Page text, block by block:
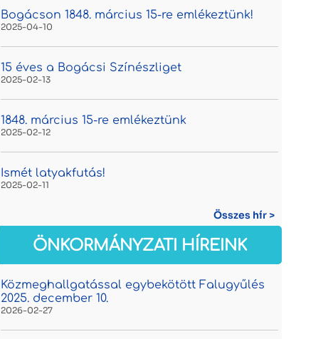
Bogácson 1848. március 15-re emlékeztünk!
2025-04-10
15 éves a Bogácsi Színészliget
2025-02-13
1848. március 15-re emlékeztünk
2025-02-12
Ismét latyakfutás!
2025-02-11
Összes hír >
ÖNKORMÁNYZATI HÍREINK
Közmeghallgatással egybekötött Falugyűlés
2025. december 10.
2026-02-27